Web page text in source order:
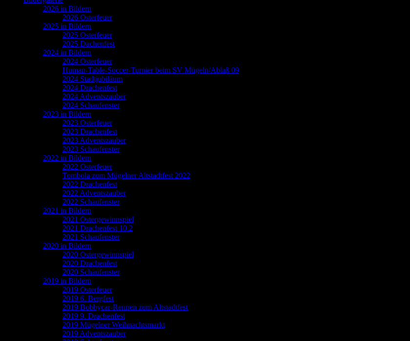
2026 in Bildern
2026 Osterfeuer
2025 in Bildern
2025 Osterfeuer
2025 Dachenfest
2024 in Bildern
2024 Osterfeuer
Human-Table-Soccer-Turnier beim SV Mügeln/Ablaß 09
2024 Stadtjubiläum
2024 Drachenfest
2024 Adventszauber
2024 Schaufenster
2023 in Bildern
2023 Osterfeuer
2023 Drachenfest
2023 Adventszauber
2023 Schaufenster
2022 in Bildern
2022 Osterfeuer
Tombola zum Mügelner Altstadtfest 2022
2022 Drachenfest
2022 Adventszauber
2022 Schaufenster
2021 in Bildern
2021 Ostergewinnspiel
2021 Drachenfest 10.2
2021 Schaufenster
2020 in Bildern
2020 Ostergewinnspiel
2020 Drachenfest
2020 Schaufenster
2019 in Bildern
2019 Osterfeuer
2019 6. Bergfest
2019 Bobbycar-Rennen zum Altstadtfest
2019 9. Drachenfest
2019 Mügelner Weihnachtsmarkt
2019 Adventszauber